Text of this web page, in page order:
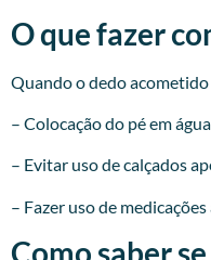
O que fazer
Quando o dedo
– Colocação do pé em
– Evitar uso de calçados
– Fazer uso de